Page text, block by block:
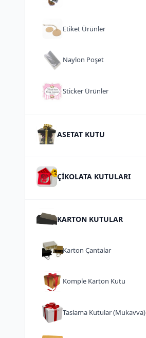
Etiket Ürünler
Naylon Poşet
Sticker Ürünler
ASETAT KUTU
ÇİKOLATA KUTULARI
KARTON KUTULAR
Karton Çantalar
Komple Karton Kutu
Taslama Kutular (Mukavva)